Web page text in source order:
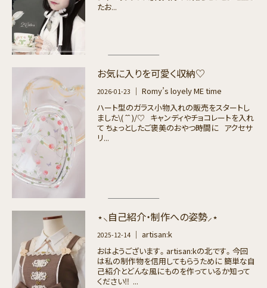
たお...
お気に入りを可愛く収納♡
2026-01-23
｜ Romy’s loyely ME time
ハート型のガラス小物入れの販売をスタートし
ました\( ˆˆ )/♡ キャンディやチョコレートを入れ
て ちょっとしたご褒美のおやつ時間に アクセサ
リ...
⋆⸜自己紹介・制作への姿勢⸝⋆
2025-12-14
｜ artisan:k
おはようございます。artisan:kの北です。今回
は私の制作物を信用してもらうために 簡単な自
己紹介とどんな風にものを作っているか知って
ください‼︎ ...